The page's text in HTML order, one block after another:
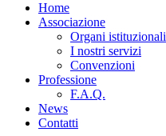
Home
Associazione
Organi istituzionali
I nostri servizi
Convenzioni
Professione
F.A.Q.
News
Contatti